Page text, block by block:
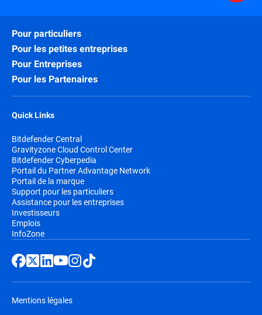
Pour particuliers
Pour les petites entreprises
Pour Entreprises
Pour les Partenaires
Quick Links
Bitdefender Central
Gravityzone Cloud Control Center
Bitdefender Cyberpedia
Portail du Partner Advantage Network
Portail de la marque
Support pour les particuliers
Assistance pour les entreprises
Investisseurs
Emplois
InfoZone
Mentions légales